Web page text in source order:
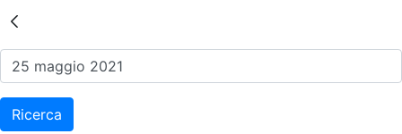
Risultati della Ricerca -
Ricerca